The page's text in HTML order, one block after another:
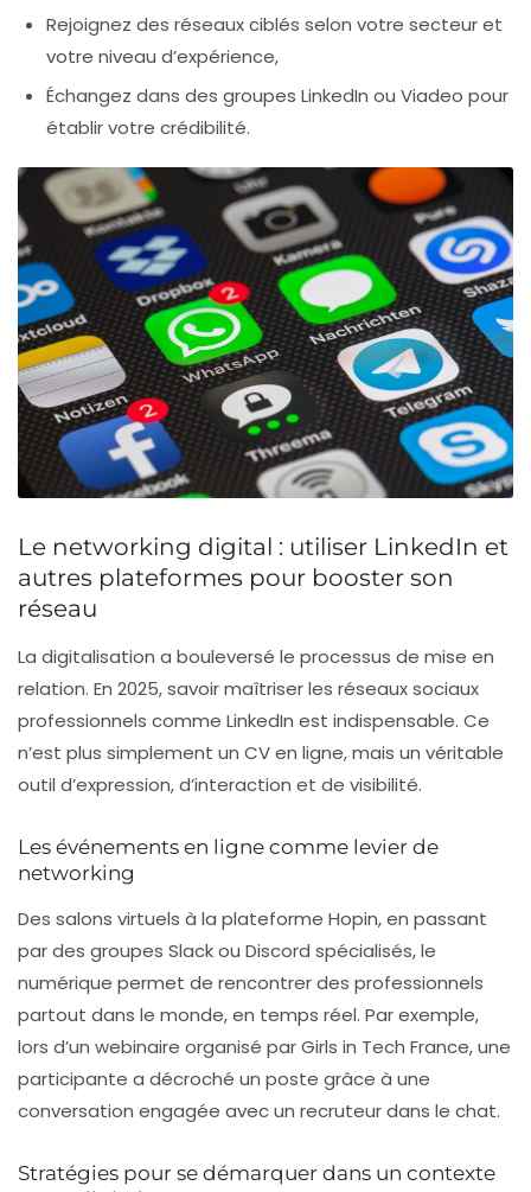
Rejoignez des réseaux ciblés selon votre secteur et
votre niveau d’expérience,
Échangez dans des groupes LinkedIn ou Viadeo pour
établir votre crédibilité.
Le networking digital : utiliser LinkedIn et
autres plateformes pour booster son
réseau
La digitalisation a bouleversé le processus de mise en
relation. En 2025, savoir maîtriser les réseaux sociaux
professionnels comme LinkedIn est indispensable. Ce
n’est plus simplement un CV en ligne, mais un véritable
outil d’expression, d’interaction et de visibilité.
Les événements en ligne comme levier de
networking
Des salons virtuels à la plateforme Hopin, en passant
par des groupes Slack ou Discord spécialisés, le
numérique permet de rencontrer des professionnels
partout dans le monde, en temps réel. Par exemple,
lors d’un webinaire organisé par Girls in Tech France, une
participante a décroché un poste grâce à une
conversation engagée avec un recruteur dans le chat.
Stratégies pour se démarquer dans un contexte